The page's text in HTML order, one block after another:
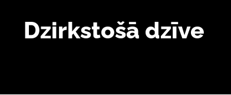
Dzirkstošā dzīve